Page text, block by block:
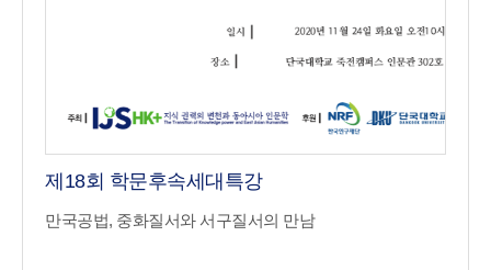
제18회 학문후속세대특강
만국공법, 중화질서와 서구질서의 만남